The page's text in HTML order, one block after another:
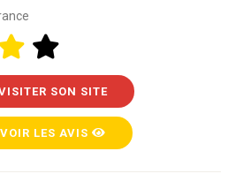
SON SITE
VOIR LES AVIS